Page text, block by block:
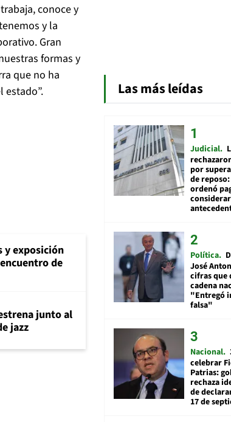
conoce y
y la
Gran
formas y
que no ha
y exposición
de
junto al
jazz
Las más leídas
Judicial
por
de
ordenó
Política
José
cifras que
cadena
"Entregó
falsa"
Nacional
celebrar
Patrias:
rechaza
de
17 de